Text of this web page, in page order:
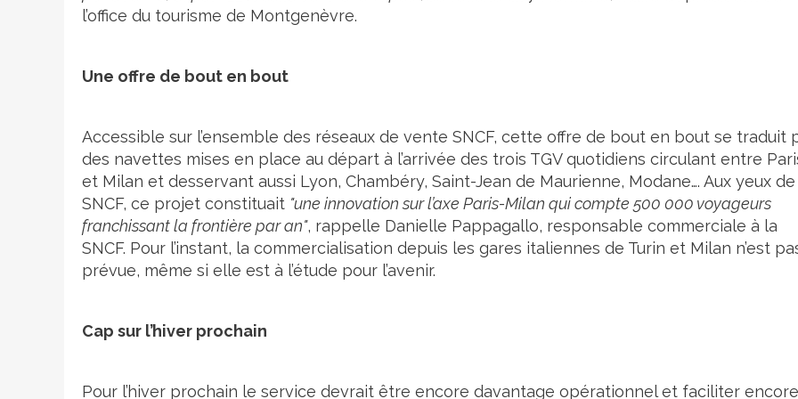
l’office du tourisme de Montgenèvre.
Une offre de bout en bout
Accessible sur l’ensemble des réseaux de vente SNCF, cette offre de bout en bout se traduit
des navettes mises en place au départ à l’arrivée des trois TGV quotidiens circulant entre
et Milan et desservant aussi Lyon, Chambéry, Saint-Jean de Maurienne, Modane…. Aux yeux de
SNCF, ce projet constituait "une innovation sur l’axe Paris-Milan qui compte 500 000 voyageurs
franchissant la frontière par an", rappelle Danielle Pappagallo, responsable commerciale à la
SNCF. Pour l’instant, la commercialisation depuis les gares italiennes de Turin et Milan n’est
prévue, même si elle est à l’étude pour l’avenir.
Cap sur l’hiver prochain
Pour l’hiver prochain le service devrait être encore davantage opérationnel et faciliter encore